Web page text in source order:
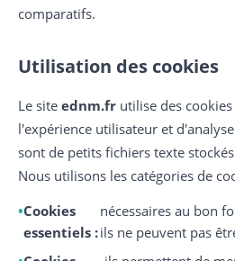
comparatifs.
Utilisation des cookies
Le site ednm.fr utilise des
l'expérience utilisateur et
sont de petits fichiers texte
Nous utilisons les catégories de
Cookies
essentiels :
nécessaires au bon
ils ne peuvent pas